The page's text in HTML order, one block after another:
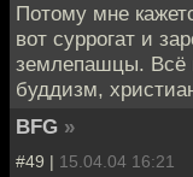
Потому мне
вот суррогат и
землепашцы. Всё
буддизм,
BFG »
#49 | 15.04.04 16:21